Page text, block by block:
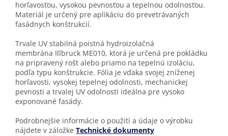
horľavosťou, vysokou pevnosťou a tepelnou odolnosťou.
Materiál je určený pre aplikáciu do prevetrávaných
fasádnych konštrukcií.
Trvale UV stabilná poistná hydroizolačná
membrána Illbruck ME010, ktorá je určená pre pokládku
na pripravený rošt alebo priamo na tepelnú izoláciu,
podľa typu konštrukcie. Fólia je vďaka svojej zníženej
horľavosti, vysokej tepelnej odolnosti, mechanickej
pevnosti a trvalej UV odolnosti ideálna pre vysoko
exponované fasády.
Podrobnejšie informácie o použití a údaje o výrobku
nájdete v záložke Technické dokumenty